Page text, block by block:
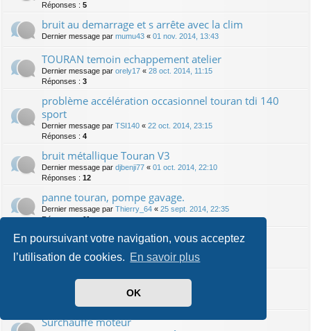
En poursuivant votre navigation, vous acceptez
l’utilisation de cookies. En savoir plus
OK
Réponses : 5
bruit au demarrage et s arrête avec la clim
Dernier message par mumu43 « 01 nov. 2014, 13:43
TOURAN temoin echappement atelier
Dernier message par orely17 « 28 oct. 2014, 11:15
Réponses : 3
problème accélération occasionnel touran tdi 140
sport
Dernier message par TSI140 « 22 oct. 2014, 23:15
Réponses : 4
bruit métallique Touran V3
Dernier message par djbenji77 « 01 oct. 2014, 22:10
Réponses : 12
panne touran, pompe gavage.
Dernier message par Thierry_64 « 25 sept. 2014, 22:35
Réponses :11
Bruit de grincement / couinement
Réponses : 2
Panne sur touran 2.0 tdi
Flo91«
Réponses :
Surchauffe moteur